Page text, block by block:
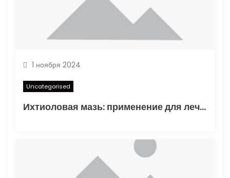
м
1 ноября 2024
Uncategorised
Ихтиоловая мазь: применение для лечения фурункулов